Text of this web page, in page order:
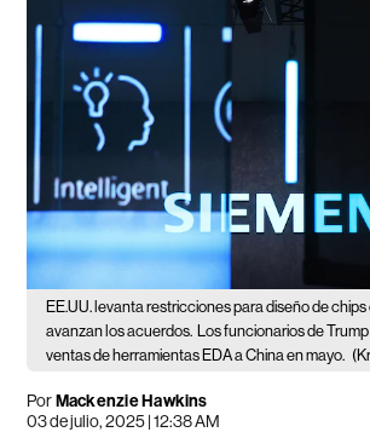
EE.UU. levanta restricciones para diseño de
avanzan los acuerdos.
Los funcionarios de
ventas de herramientas EDA a China en mayo.
PorMackenzie Hawkins
03 de julio, 2025 | 12:38 AM